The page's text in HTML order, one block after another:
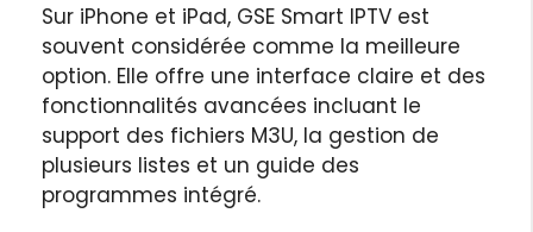
Sur iPhone et iPad, GSE Smart IPTV est
souvent considérée comme la meilleure
option. Elle offre une interface claire et des
fonctionnalités avancées incluant le
support des fichiers M3U, la gestion de
plusieurs listes et un guide des
programmes intégré.